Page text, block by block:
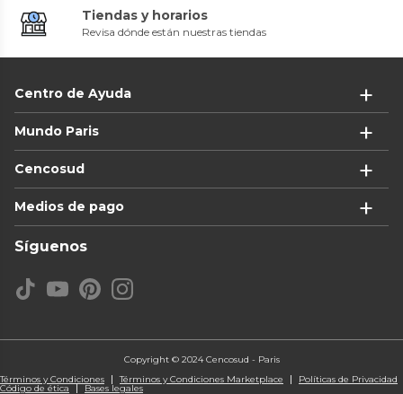
Tiendas y horarios
Revisa dónde están nuestras tiendas
Centro de Ayuda
Mundo Paris
Cencosud
Medios de pago
Síguenos
Copyright © 2024 Cencosud - Paris
Términos y Condiciones
Términos y Condiciones Marketplace Políticas de Privacidad
Código de ética Bases legales